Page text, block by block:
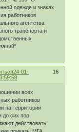
одежде и знаках
работников
агентства
транспорта и
16
24-01-
всех
работников
на территории
до сих пор
действовать